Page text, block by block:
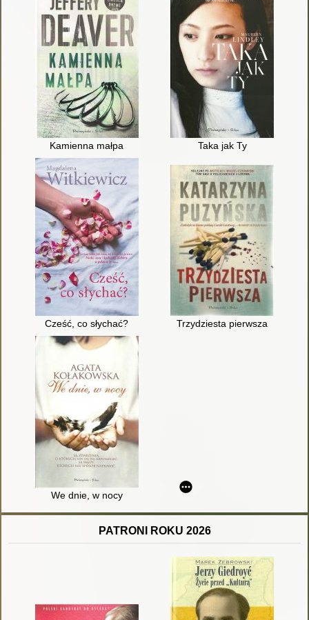
Kamienna małpa Taka jak Ty
Cześć, co słychać? Trzydziesta pierwsza
We dnie, w nocy
PATRONI ROKU 2026